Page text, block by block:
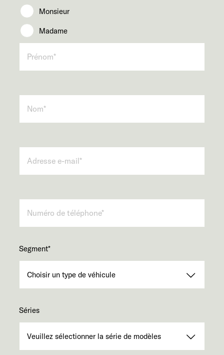
Monsieur
Madame
Segment*
Séries